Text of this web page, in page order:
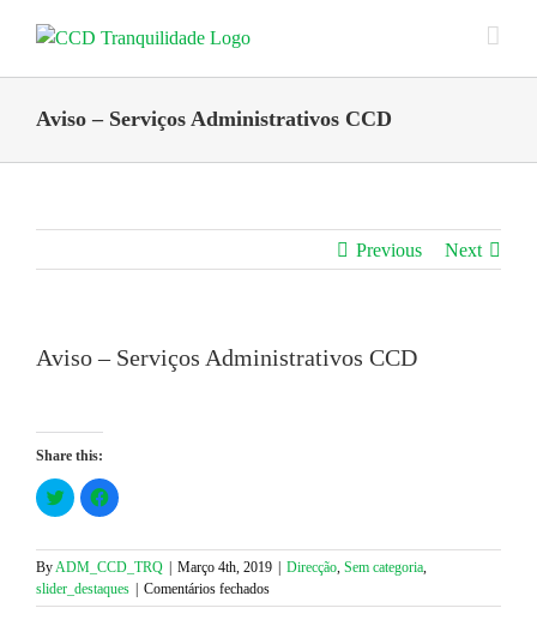
Aviso – Serviços Administrativos CCD
Previous Next
Aviso – Serviços Administrativos CCD
Share this:
Click
to
share
Twitter
(Opens
new
window)
Click
to
Facebook
(Opens
new
window)
ByADM_CCD_TRQ Março 4th, 2019 Direcção, Sem categoria,
slider_destaques
Comentários fechadosem
Aviso